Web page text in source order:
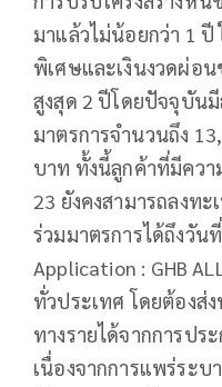
มาแล้วไม่น้อยกว่า 1 ปี
พิเศษและเงินงวดผ่อน
สูงสุด 2 ปีโดยปัจจุบัน
มาตรการจำนวนถึง
บาท ทั้งนี้ลูกค้าที่มีควา
23 ยังคงสามารถลงท
ร่วมมาตรการได้ถึงวัน
Application : GHB
ทั่วประเทศ โดยต้องส่
ทางรายได้จากการป
เนื่องจากการแพร่ระบ